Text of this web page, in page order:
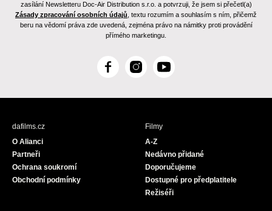
zasílání Newsletteru Doc-Air Distribution s.r.o. a potvrzuji, že jsem si přečetl(a)
Zásady zpracování osobních údajů , textu rozumím a souhlasím s ním, přičemž
beru na vědomí práva zde uvedená, zejména právo na námitky proti provádění
přímého marketingu.
F
c
I
s
Y
u
dafilms.cz
O Alianci
Partneři
Ochrana soukromí
Obchodní podmínky
Filmy
A-Z
Nedávno přidané
Doporučujeme
Dostupné pro předplatitele
Režiséři